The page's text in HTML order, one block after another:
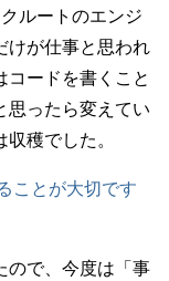
ルートのエンジ
けが仕事と思われ
ードを書くこと
思ったら変えてい
穫でした。
ことが大切です
ので、今度は「事